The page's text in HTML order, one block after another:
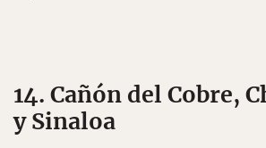
14. Cañón del Cobre,
y Sinaloa